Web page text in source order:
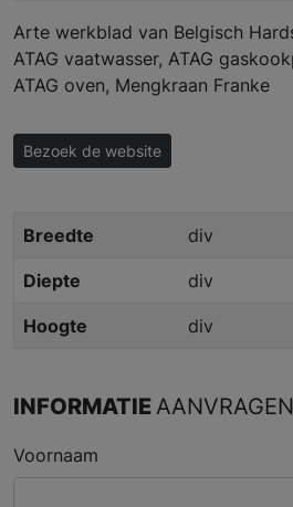
Arte werkblad van Belgisch
ATAG vaatwasser, ATAG
ATAG oven, Mengkraan Franke
Bezoek de website
Breedte div
Diepte div
Hoogte div
INFORMATIE AANVRAGEN
Voornaam